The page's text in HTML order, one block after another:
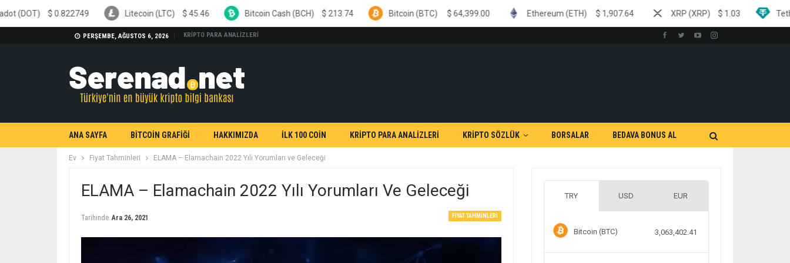
PERŞEMBE, AĞUSTOS 6, 2026 KRİPTO PARA ANALİZLERİ
ANA SAYFA BİTCOİN GRAFİĞİ HAKKIMIZDA İLK 100 COİN KRİPTO PARA ANALİZLERİ KRİPTO SÖZLÜK BORSALAR BEDAVA BONUS AL
Ev Fiyat Tahminleri ELAMA – Elamachain 2022 Yılı Yorumları ve Geleceği
ELAMA – Elamachain 2022 Yılı Yorumları Ve Geleceği
FIYAT TAHMINLERI
Tarihinde Ara 26, 2021
TRY USD EUR
Bitcoin (BTC) 3,063,402.41
0.822749 Litecoin (LTC) $45.46 Bitcoin Cash (BCH) $213.74 Bitcoin (BTC) $64,399.00 Ethereum (ETH) $1,907.64 XRP (XRP) $1.03 Tether (USDT)